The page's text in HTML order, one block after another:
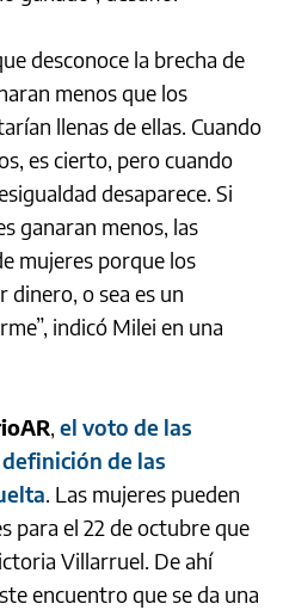
desconoce la brecha de
menos que los
llenas de ellas. Cuando
es cierto, pero cuando
desaparece. Si
ganaran menos, las
mujeres porque los
dinero, o sea es un
indicó Milei en una
, el voto de las
de las
. Las mujeres pueden
para el 22 de octubre que
Villarruel. De ahí
encuentro que se da una